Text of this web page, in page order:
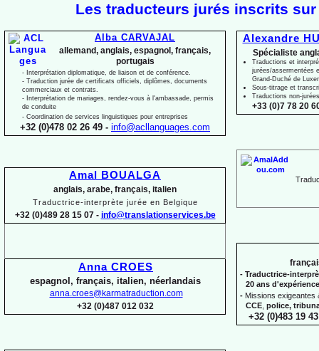
Les traducteurs jurés inscrits
Alexandre
Spécialiste
Traductions et
jurées/assermentées
Grand-Duché de
Sous-titrage et
Traductions non-
+33 (0)7 78 20
- Traductrice-
20 ans
- Missions exigeantes
CCE police,
+32 (0)483 19
Alba CARVAJAL
allemand, anglais, espagnol, français,
portugais
- Interprétation diplomatique, de liaison et de conférence.
- Traduction jurée de certificats officiels, diplômes, documents
commerciaux et contrats.
- Interprétation de mariages, rendez-vous à l'ambassade, permis
de conduite
- Coordination de services linguistiques pour entreprises
+32 (0)478 02 26 49 - info@acllanguages.com
Amal BOUALGA
anglais, arabe, français, italien
Traductrice-interprète jurée en Belgique
+32 (0)489 28 15 07 - info@translationservices.be
Anna CROES
espagnol, français, italien, néerlandais
anna.croes@karmatraduction.com
+32 (0)487 012 032